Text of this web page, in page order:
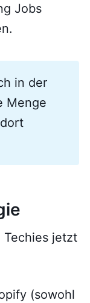
Jobs
in der
Menge
Techies jetzt
(sowohl